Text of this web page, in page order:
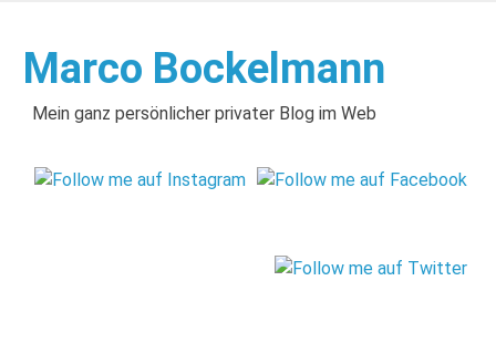
springen
Marco Bockelmann
Mein ganz persönlicher privater Blog im Web